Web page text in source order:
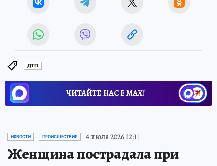
ДТП
ЧИТАЙТЕ НАС В МАХ!
НОВОСТИ ПРОИСШЕСТВИЯ 4 июля 2026 12:11
Женщина пострадала при